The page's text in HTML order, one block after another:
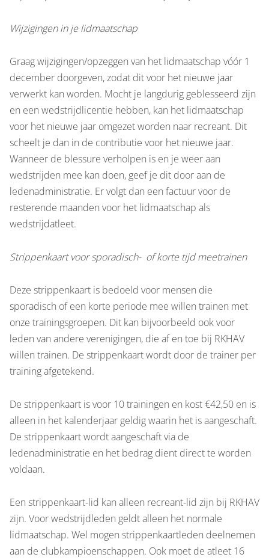
Wijzigingen in je lidmaatschap
Graag wijzigingen/opzeggen van het lidmaatschap vóór 1
december doorgeven, zodat dit voor het nieuwe jaar
verwerkt kan worden. Mocht je langdurig geblesseerd zijn
en een wedstrijdlicentie hebben, kan het lidmaatschap
voor het nieuwe jaar omgezet worden naar recreant. Dit
scheelt je dan in de contributie voor het nieuwe jaar.
Wanneer de blessure verholpen is en je weer aan
wedstrijden mee kan doen, geef je dit door aan de
ledenadministratie. Er volgt dan een factuur voor de
resterende maanden voor het lidmaatschap als
wedstrijdatleet.
Strippenkaart voor sporadisch- of korte tijd meetrainen
Deze strippenkaart is bedoeld voor mensen die
sporadisch of een korte periode mee willen trainen met
onze trainingsgroepen. Dit kan bijvoorbeeld ook voor
leden van andere verenigingen, die af en toe bij RKHAV
willen trainen. De strippenkaart wordt door de trainer per
training afgetekend.
De strippenkaart is voor 10 trainingen en kost €42,50 en is
alleen in het kalenderjaar geldig waarin het is aangeschaft.
De strippenkaart wordt aangeschaft via de
ledenadministratie en het bedrag dient direct te worden
voldaan.
Een strippenkaart-lid kan alleen recreant-lid zijn bij RKHAV
zijn. Voor wedstrijdleden geldt alleen het normale
lidmaatschap. Wel mogen strippenkaartleden deelnemen
aan de clubkampioenschappen. Ook moet de atleet 16